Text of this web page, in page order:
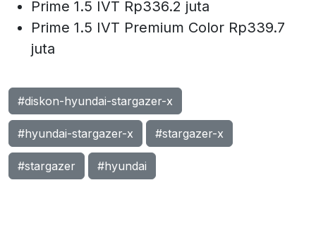
Prime 1.5 IVT Rp336.2 juta
Prime 1.5 IVT Premium Color Rp339.7
juta
#diskon-hyundai-stargazer-x
#hyundai-stargazer-x #stargazer-x
#stargazer #hyundai